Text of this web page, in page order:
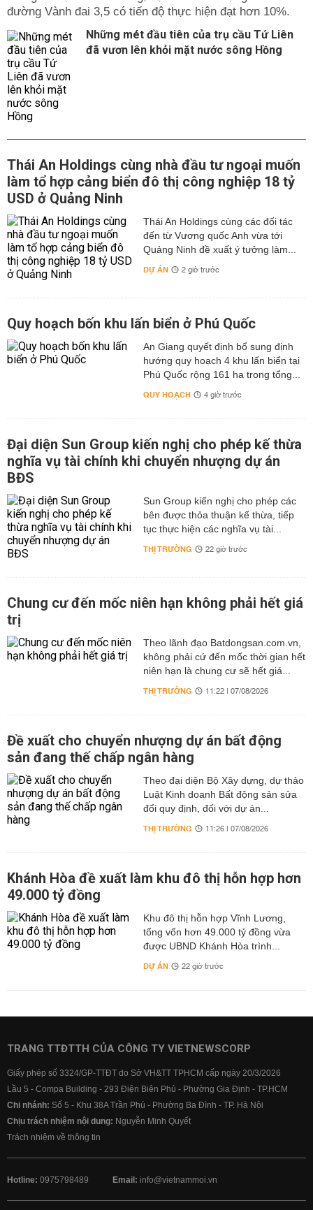
đường Vành đai 3,5 có tiến độ thực hiện đạt hơn 10%.
Những mét đầu tiên của trụ cầu Tứ Liên
đã vươn lên khỏi mặt nước sông Hồng
Thái An Holdings cùng nhà đầu tư ngoại muốn
làm tổ hợp cảng biển đô thị công nghiệp 18 tỷ
USD ở Quảng Ninh
Thái An Holdings cùng các đối tác
đến từ Vương quốc Anh vừa tới
Quảng Ninh đề xuất ý tưởng làm...
DỰ ÁN 2 giờ trước
Quy hoạch bốn khu lấn biển ở Phú Quốc
An Giang quyết định bổ sung định
hướng quy hoạch 4 khu lấn biển tại
Phú Quốc rộng 161 ha trong tổng...
QUY HOẠCH 4 giờ trước
Đại diện Sun Group kiến nghị cho phép kế thừa
nghĩa vụ tài chính khi chuyển nhượng dự án
BĐS
Sun Group kiến nghị cho phép các
bên được thỏa thuận kế thừa, tiếp
tục thực hiện các nghĩa vụ tài...
THỊ TRƯỜNG 22 giờ trước
Chung cư đến mốc niên hạn không phải hết giá
trị
Theo lãnh đạo Batdongsan.com.vn,
không phải cứ đến mốc thời gian hết
niên hạn là chung cư sẽ hết giá...
THỊ TRƯỜNG 11:22 | 07/08/2026
Đề xuất cho chuyển nhượng dự án bất động
sản đang thế chấp ngân hàng
Theo đại diện Bộ Xây dựng, dự thảo
Luật Kinh doanh Bất động sản sửa
đổi quy định, đối với dự án...
THỊ TRƯỜNG 11:26 | 07/08/2026
Khánh Hòa đề xuất làm khu đô thị hỗn hợp hơn
49.000 tỷ đồng
Khu đô thị hỗn hợp Vĩnh Lương,
tổng vốn hơn 49.000 tỷ đồng vừa
được UBND Khánh Hòa trình...
DỰ ÁN 22 giờ trước
TRANG TTĐTTH CỦA CÔNG TY VIETNEWSCORP
Giấy phép số 3324/GP-TTĐT do Sở VH&TT TPHCM cấp ngày 20/3/2026
Lầu 5 - Compa Building - 293 Điện Biên Phủ - Phường Gia Định - TP.HCM
Chi nhánh: Số 5 - Khu 38A Trần Phú - Phường Ba Đình - TP. Hà Nội
Chịu trách nhiệm nội dung: Nguyễn Minh Quyết
Trách nhiệm về thông tin
Hotline: 0975798489 Email: info@vietnammoi.vn